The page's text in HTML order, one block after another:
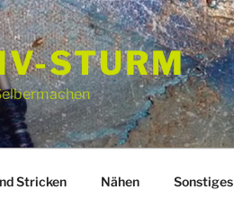
STURM
Stricken Nähen Sonstiges